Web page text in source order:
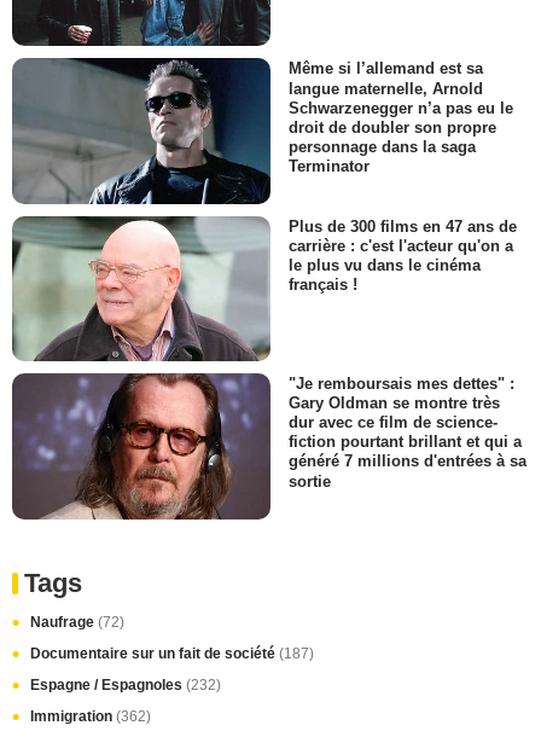
Même si l’allemand est sa
langue maternelle, Arnold
Schwarzenegger n’a pas eu le
droit de doubler son propre
personnage dans la saga
Terminator
Plus de 300 films en 47 ans de
carrière : c'est l'acteur qu'on a
le plus vu dans le cinéma
français !
"Je remboursais mes dettes" :
Gary Oldman se montre très
dur avec ce film de science-
fiction pourtant brillant et qui a
généré 7 millions d'entrées à sa
sortie
Tags
Naufrage (72)
Documentaire sur un fait de société (187)
Espagne / Espagnoles (232)
Immigration (362)